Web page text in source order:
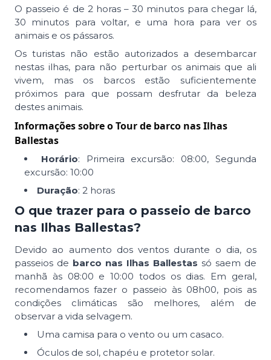
O passeio é de 2 horas – 30 minutos para chegar lá,
30 minutos para voltar, e uma hora para ver os
animais e os pássaros.
Os turistas não estão autorizados a desembarcar
nestas ilhas, para não perturbar os animais que ali
vivem, mas os barcos estão suficientemente
próximos para que possam desfrutar da beleza
destes animais.
Informações sobre o Tour de barco nas Ilhas
Ballestas
Horário: Primeira excursão: 08:00, Segunda
excursão: 10:00
Duração: 2 horas
O que trazer para o passeio de barco
nas Ilhas Ballestas?
Devido ao aumento dos ventos durante o dia, os
passeios de barco nas Ilhas Ballestas só saem de
manhã às 08:00 e 10:00 todos os dias. Em geral,
recomendamos fazer o passeio às 08h00, pois as
condições climáticas são melhores, além de
observar a vida selvagem.
Uma camisa para o vento ou um casaco.
Óculos de sol, chapéu e protetor solar.